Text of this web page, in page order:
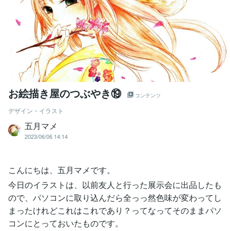
お絵描き屋のつぶやき⑲ コンテンツ
デザイン・イラスト
五月マメ
2023/06/06 14:14
こんにちは、五月マメです。
今日のイラストは、以前友人と行った展示会に出品したも
ので、パソコンに取り込んだら全っっ然色味が変わってし
まったけれどこれはこれであり？ってなってそのままパソ
コンにとっておいたものです。